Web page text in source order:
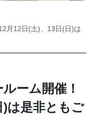
月12日(土)、13日(日)は
ーム開催！
)は是非ともご